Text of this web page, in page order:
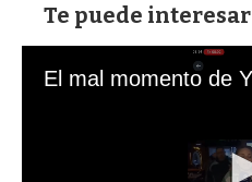
Te puede interesar